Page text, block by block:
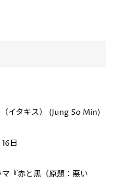
イタキス） (Jung So Min)
日
『赤と黒（原題：悪い